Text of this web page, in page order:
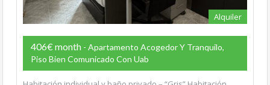
Alquiler
406€ month - Apartamento Acogedor Y Tranquilo,
Piso Bien Comunicado Con Uab